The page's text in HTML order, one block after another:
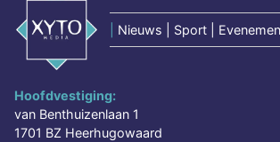
Nieuws | Sport |
Hoofdvestiging:
van Benthuizenlaan 1
1701 BZ Heerhugowaard